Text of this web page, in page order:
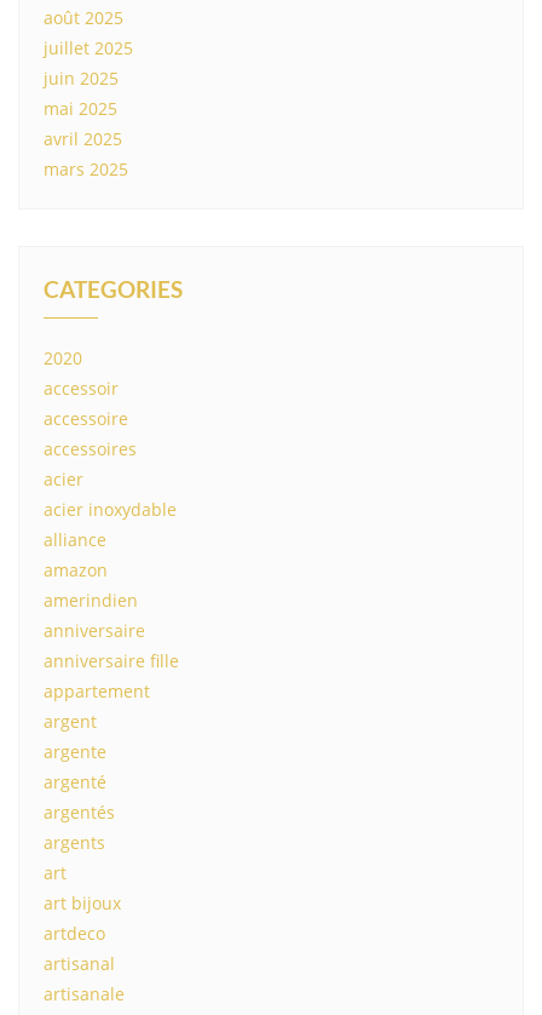
août 2025
juillet 2025
juin 2025
mai 2025
avril 2025
mars 2025
CATEGORIES
2020
accessoir
accessoire
accessoires
acier
acier inoxydable
alliance
amazon
amerindien
anniversaire
anniversaire fille
appartement
argent
argente
argenté
argentés
argents
art
art bijoux
artdeco
artisanal
artisanale